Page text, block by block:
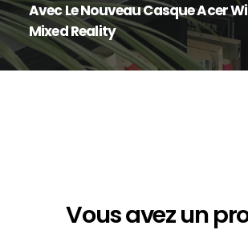
Avec Le Nouveau Casque Acer
Mixed Reality
Vousavezun